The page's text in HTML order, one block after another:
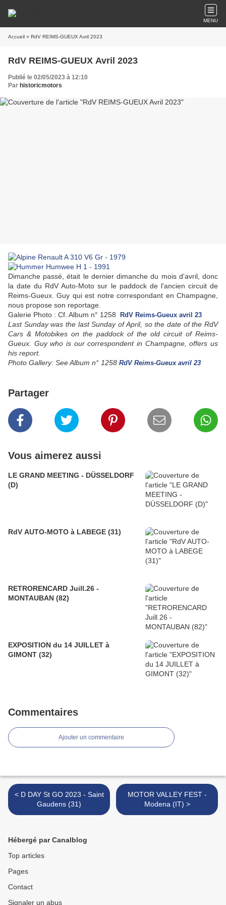
MENU
Accueil » RdV REIMS-GUEUX Avril 2023
RdV REIMS-GUEUX Avril 2023
Publié le 02/05/2023 à 12:10
Par historicmotors
Dimanche passé, était le dernier dimanche du mois d'avril, donc
la date du RdV Auto-Moto sur le paddock de l'ancien circuit de
Reims-Gueux. Guy qui est notre correspondant en Champagne,
nous propose son reportage.
Galerie Photo : Cf. Album n° 1258
RdV Reims-Gueux avril 23
Last Sunday was the last Sunday of April, so the date of the RdV
Cars & Motobikes on the paddock of the old circuit of Reims-
Gueux.
Guy who is our correspondent in Champagne, offers us
his report.
Photo Gallery: See Album n° 1258 RdV Reims-Gueux avril 23
Partager
Vous aimerez aussi
LE GRAND MEETING - DÜSSELDORF
(D)
RdV AUTO-MOTO à LABEGE (31)
RETRORENCARD Juill.26 -
MONTAUBAN (82)
EXPOSITION du 14 JUILLET à
GIMONT (32)
Commentaires
Ajouter un commentaire
< D DAY St GO 2023 - Saint
Gaudens (31)
MOTOR VALLEY FEST -
Modena (IT) >
Hébergé par Canalblog
Top articles
Pages
Contact
Signaler un abus